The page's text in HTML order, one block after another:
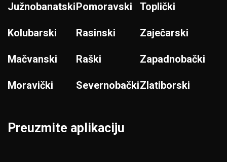
Južnobanatski
Kolubarski
Mačvanski
Moravički
Pomoravski
Rasinski
Raški
Severnobački
Toplički
Zaječarski
Zapadnobački
Zlatiborski
Preuzmite aplikaciju